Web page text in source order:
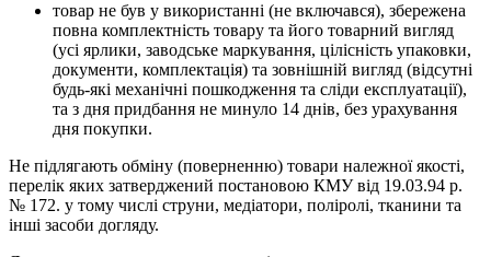
товар не був у використанні (не включався), збережена
повна комплектність товару та його товарний вигляд
(усі ярлики, заводське маркування, цілісність упаковки,
документи, комплектація) та зовнішній вигляд (відсутні
будь-які механічні пошкодження та сліди експлуатації),
та з дня придбання не минуло 14 днів, без урахування
дня покупки.
Не підлягають обміну (поверненню) товари належної якості,
перелік яких затверджений постановою КМУ від 19.03.94 р.
№ 172. у тому числі струни, медіатори, поліролі, тканини та
інші засоби догляду.